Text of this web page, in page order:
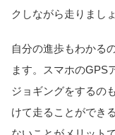
クしながら走りましょ
自分の進歩もわかる
ます。スマホのGPS
ジョギングをするの
けて走ることができ